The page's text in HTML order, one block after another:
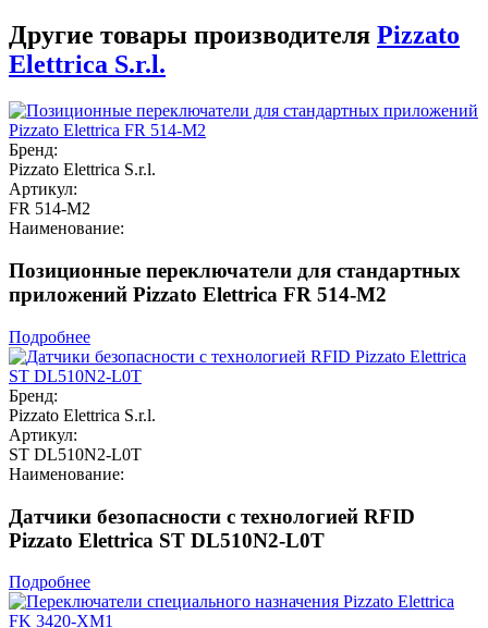
Другие товары производителя Pizzato
Elettrica S.r.l.
Бренд:
Pizzato Elettrica S.r.l.
Артикул:
FR 514-M2
Наименование:
Позиционные переключатели для стандартных
приложений Pizzato Elettrica FR 514-M2
Подробнее
Бренд:
Pizzato Elettrica S.r.l.
Артикул:
ST DL510N2-L0T
Наименование:
Датчики безопасности с технологией RFID
Pizzato Elettrica ST DL510N2-L0T
Подробнее